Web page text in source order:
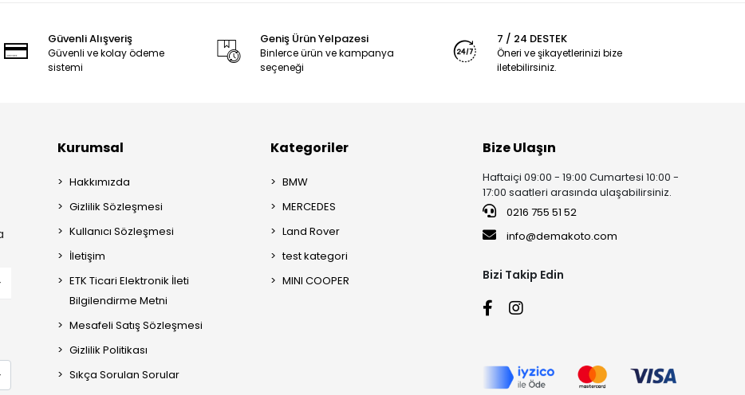
Güvenli Alışveriş
Güvenli ve kolay ödeme
sistemi
Geniş Ürün Yelpazesi
Binlerce ürün ve kampanya
seçeneği
7 / 24 DESTEK
Öneri ve şikayetlerinizi bize
iletebilirsiniz.
Kurumsal
Hakkımızda
Gizlilik Sözleşmesi
Kullanıcı Sözleşmesi
İletişim
ETK Ticari Elektronik İleti
Bilgilendirme Metni
Mesafeli Satış Sözleşmesi
Gizlilik Politikası
Sıkça Sorulan Sorular
Kategoriler
BMW
MERCEDES
Land Rover
test kategori
MINI COOPER
Bize Ulaşın
Haftaiçi 09:00 - 19:00 Cumartesi 10:00 -
17:00 saatleri arasında ulaşabilirsiniz.
0216 755 51 52
info@demakoto.com
Bizi Takip Edin